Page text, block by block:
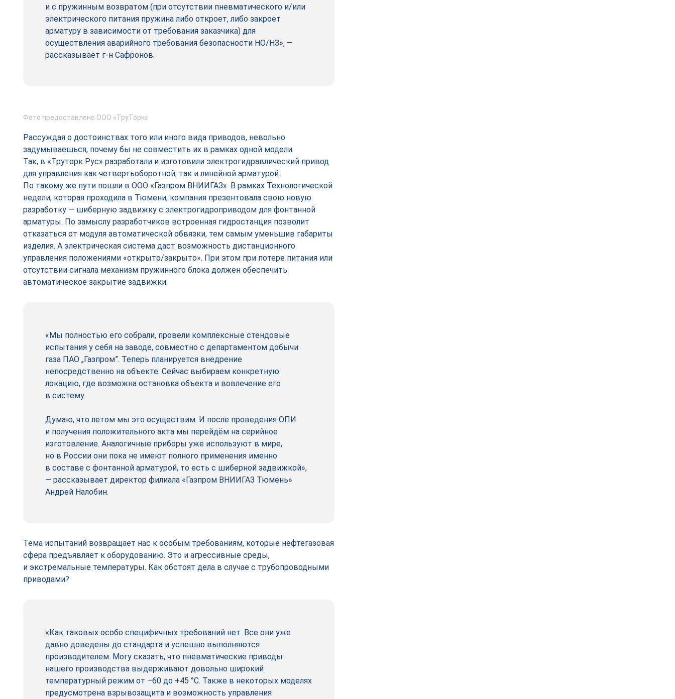
и с пружинным возвратом (при отсутствии пневматического и/или
электрического питания пружина либо откроет, либо закроет
арматуру в зависимости от требования заказчика) для
осуществления аварийного требования безопасности НО/НЗ», —
рассказывает г-н Сафронов.
Фото предоставлено ООО «ТруТорк»
Рассуждая о достоинствах того или иного вида приводов, невольно
задумываешься, почему бы не совместить их в рамках одной модели.
Так, в «Труторк Рус» разработали и изготовили электрогидравлический привод
для управления как четвертьоборотной, так и линейной арматурой.
По такому же пути пошли в ООО «Газпром ВНИИГАЗ». В рамках Технологической
недели, которая проходила в Тюмени, компания презентовала свою новую
разработку — шиберную задвижку с электрогидроприводом для фонтанной
арматуры. По замыслу разработчиков встроенная гидростанция позволит
отказаться от модуля автоматической обвязки, тем самым уменьшив габариты
изделия. А электрическая система даст возможность дистанционного
управления положениями «открыто/закрыто». При этом при потере питания или
отсутствии сигнала механизм пружинного блока должен обеспечить
автоматическое закрытие задвижки.
«Мы полностью его собрали, провели комплексные стендовые
испытания у себя на заводе, совместно с департаментом добычи
газа ПАО „Газпром”. Теперь планируется внедрение
непосредственно на объекте. Сейчас выбираем конкретную
локацию, где возможна остановка объекта и вовлечение его
в систему.
Думаю, что летом мы это осуществим. И после проведения ОПИ
и получения положительного акта мы перейдём на серийное
изготовление. Аналогичные приборы уже используют в мире,
но в России они пока не имеют полного применения именно
в составе с фонтанной арматурой, то есть с шиберной задвижкой»,
— рассказывает директор филиала «Газпром ВНИИГАЗ Тюмень»
Андрей Налобин.
Тема испытаний возвращает нас к особым требованиям, которые нефтегазовая
сфера предъявляет к оборудованию. Это и агрессивные среды,
и экстремальные температуры. Как обстоят дела в случае с трубопроводными
приводами?
«Как таковых особо специфичных требований нет. Все они уже
давно доведены до стандарта и успешно выполняются
производителем. Могу сказать, что пневматические приводы
нашего производства выдерживают довольно широкий
температурный режим от –60 до +45 °С. Также в некоторых моделях
предусмотрена взрывозащита и возможность управления